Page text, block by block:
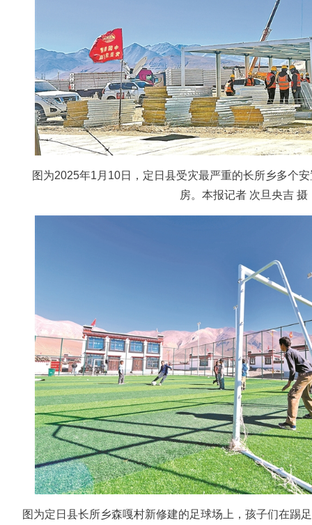
图为2025年1月10日，定日县受灾最严重的长所乡多个安
房。本报记者 次旦央吉 摄
图为定日县长所乡森嘎村新修建的足球场上，孩子们在踢足